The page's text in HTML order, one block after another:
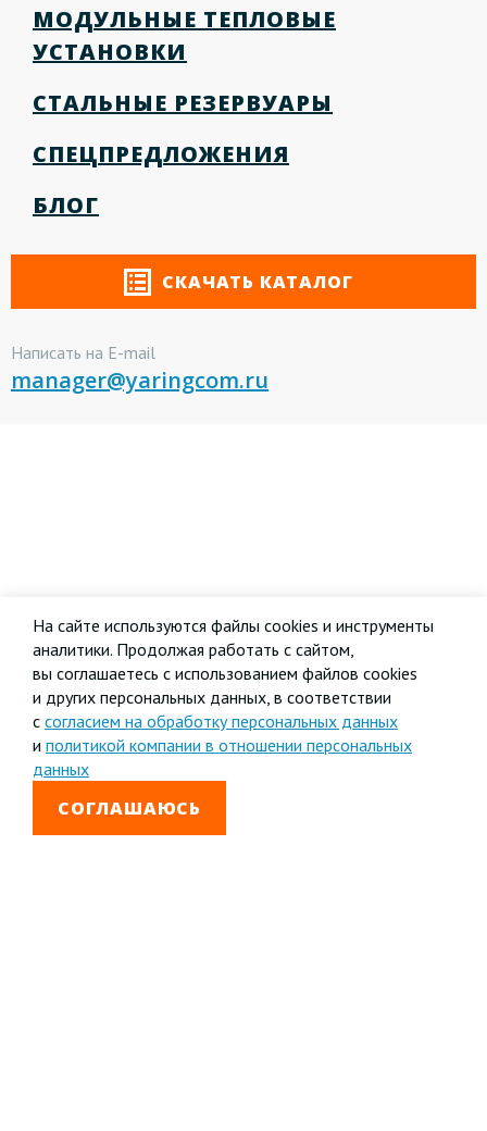
МОДУЛЬНЫЕ ТЕПЛОВЫЕ
УСТАНОВКИ
СТАЛЬНЫЕ РЕЗЕРВУАРЫ
СПЕЦПРЕДЛОЖЕНИЯ
БЛОГ
СКАЧАТЬ КАТАЛОГ
Написать на E-mail
manager@yaringcom.ru
На сайте используются файлы cookies и инструменты
аналитики. Продолжая работать с сайтом,
вы соглашаетесь с использованием файлов cookies
и других персональных данных, в соответствии
с согласием на обработку персональных данных
и политикой компании в отношении персональных
данных
СОГЛАШАЮСЬ